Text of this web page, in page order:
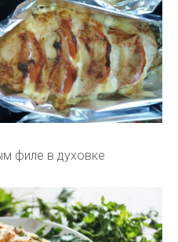
филе в духовке